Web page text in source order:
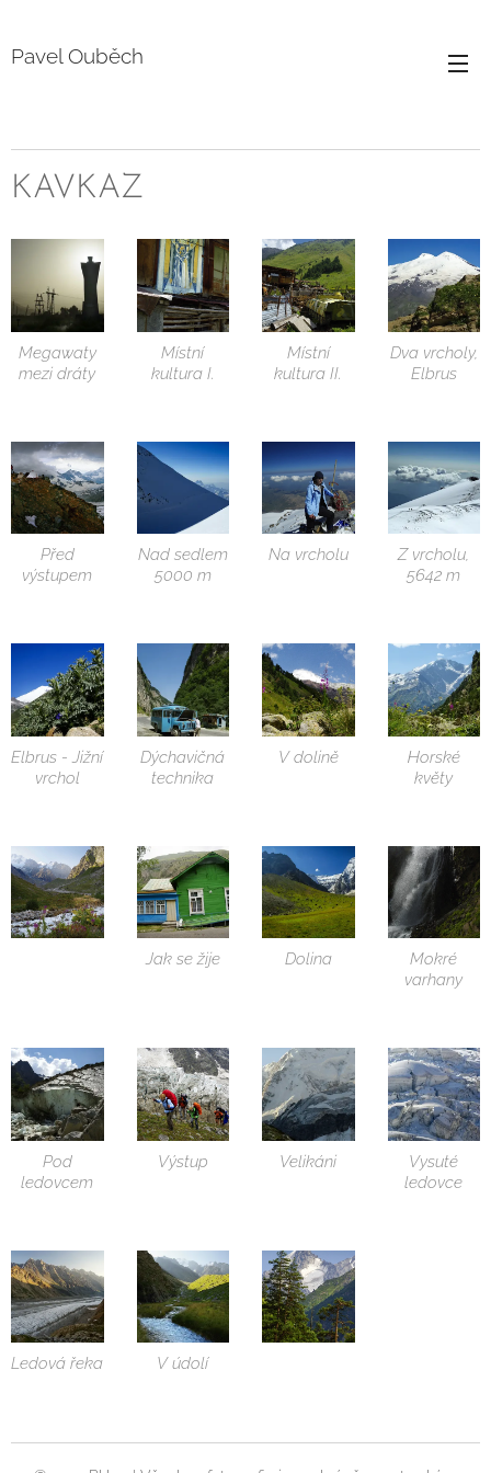
Pavel Ouběch
KAVKAZ
Megawaty
mezi dráty
Místní
kultura I.
Místní
kultura II.
Dva vrcholy,
Elbrus
Před
výstupem
Nad sedlem
5000 m
Na vrcholu
Z vrcholu,
5642 m
Elbrus - Jižní
vrchol
Dýchavičná
technika
V dolině
Horské
květy
Jak se žije Dolina
Mokré
varhany
Pod
ledovcem
Výstup Velikáni
Vysuté
ledovce
Ledová řeka V údolí